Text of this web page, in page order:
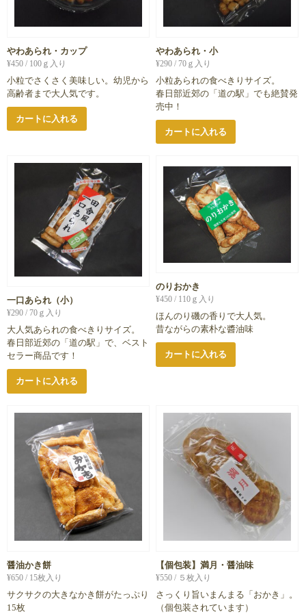
やわあられ・カップ
¥450 / 100ｇ入り
小粒でさくさく美味しい。幼児から
高齢者まで大人気です。
カートに入れる
やわあられ・小
¥290 / 70ｇ入り
小粒あられの食べきりサイズ。
春日部近郊の「道の駅」でも絶賛発
売中！
カートに入れる
一口あられ（小）
¥290 / 70ｇ入り
大人気あられの食べきりサイズ。
春日部近郊の「道の駅」で、ベスト
セラー商品です！
カートに入れる
のりおかき
¥450 / 110ｇ入り
ほんのり磯の香りで大人気。
昔ながらの素朴な醬油味
カートに入れる
醤油かき餅
¥650 / 15枚入り
サクサクの大きなかき餅がたっぷり
15枚
【個包装】満月・醤油味
¥550 / ５枚入り
さっくり旨いまんまる「おかき」。
（個包装されています）